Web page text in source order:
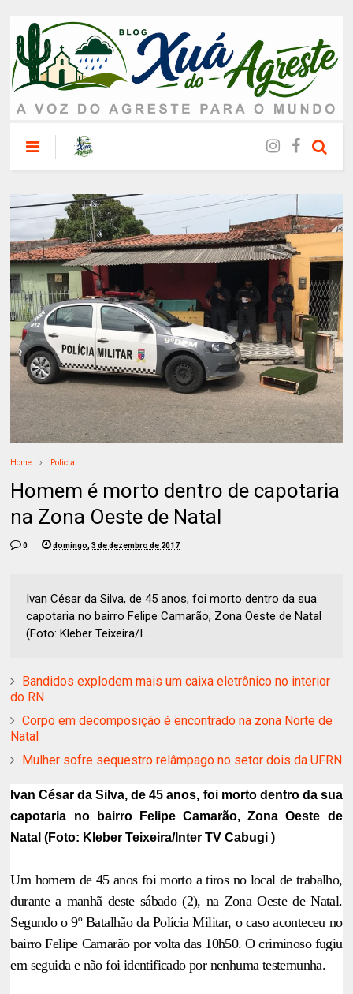
Home Policia
Homem é morto dentro de capotaria
na Zona Oeste de Natal
0 domingo, 3 de dezembro de 2017
Ivan César da Silva, de 45 anos, foi morto dentro da sua
capotaria no bairro Felipe Camarão, Zona Oeste de Natal
(Foto: Kleber Teixeira/I...
Bandidos explodem mais um caixa eletrônico no interior
do RN
Corpo em decomposição é encontrado na zona Norte de
Natal
Mulher sofre sequestro relâmpago no setor dois da UFRN
Ivan César da Silva, de 45 anos, foi morto dentro da sua
capotaria no bairro Felipe Camarão, Zona Oeste de
Natal (Foto: Kleber Teixeira/Inter TV Cabugi )
Um homem de 45 anos foi morto a tiros no local de trabalho,
durante a manhã deste sábado (2), na Zona Oeste de Natal.
Segundo o 9º Batalhão da Polícia Militar, o caso aconteceu no
bairro Felipe Camarão por volta das 10h50. O criminoso fugiu
em seguida e não foi identificado por nenhuma testemunha.